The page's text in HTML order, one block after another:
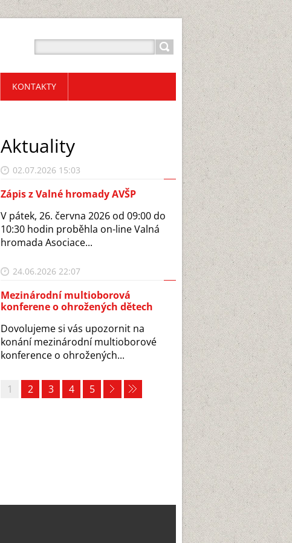
Aktuality
02.07.2026 15:03
Zápis z Valné hromady AVŠP
V pátek, 26. června 2026 od 09:00 do
10:30 hodin proběhla on-line Valná
hromada Asociace...
24.06.2026 22:07
Mezinárodní multioborová
konferene o ohrožených dětech
Dovolujeme si vás upozornit na
konání mezinárodní multioborové
konference o ohrožených...
1 2 3 4 5
KONTAKTY